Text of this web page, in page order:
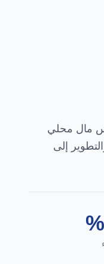
برأس مال محلي
إلى